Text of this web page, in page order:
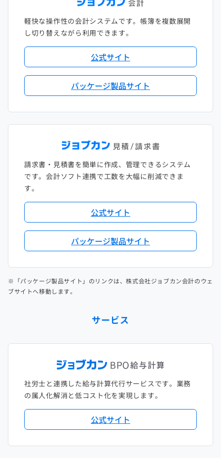
軽快な操作性の会計システムです。帳簿を複数展開
し切り替えながら利用できます。
公式サイト
パッケージ製品サイト
請求書・見積書を簡単に作成、管理できるシステム
です。会計ソフト連携で工数を大幅に削減できま
す。
公式サイト
パッケージ製品サイト
※「パッケージ製品サイト」のリンクは、株式会社ジョブカン会計のウェ
ブサイトへ移動します。
サービス
社労士と連携した給与計算代行サービスです。業務
の属人化解消と低コスト化を実現します。
公式サイト